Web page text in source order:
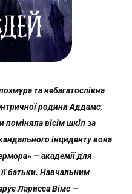
та небагатослівна
родини Аддамс,
поміняла вісім шкіл за
інциденту вона
— академії для
її батьки. Навчальним
Ларисса Вімс —